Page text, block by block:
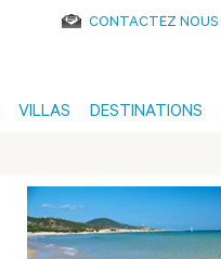
CONTACTEZ NOUS
VILLAS DESTINATIONS